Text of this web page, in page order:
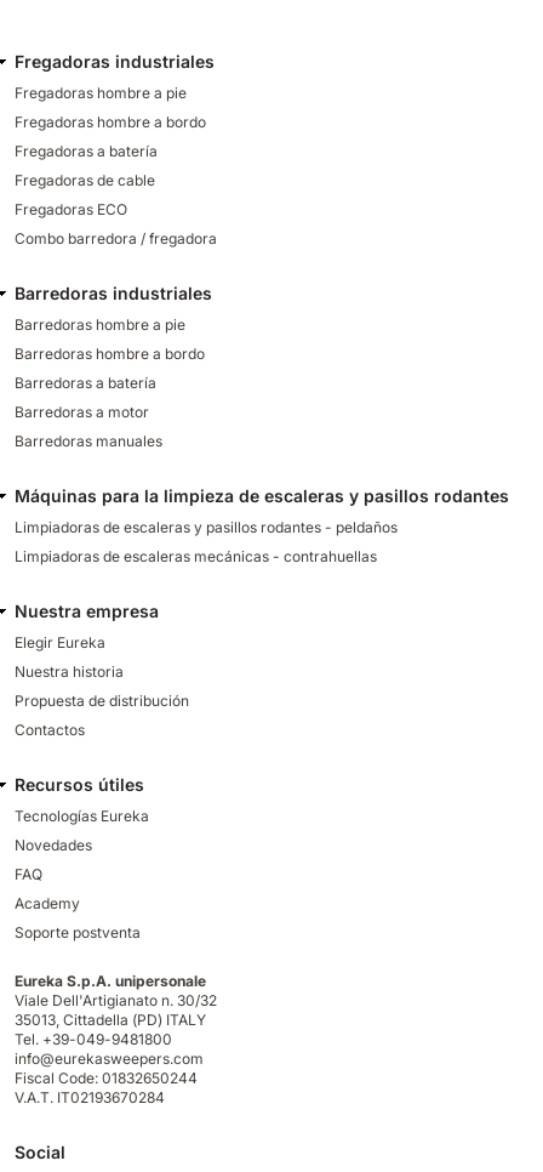
Fregadoras industriales
Fregadoras hombre a pie
Fregadoras hombre a bordo
Fregadoras a batería
Fregadoras de cable
Fregadoras ECO
Combo barredora / fregadora
Barredoras industriales
Barredoras hombre a pie
Barredoras hombre a bordo
Barredoras a batería
Barredoras a motor
Barredoras manuales
Máquinas para la limpieza de escaleras y pasillos rodantes
Limpiadoras de escaleras y pasillos rodantes - peldaños
Limpiadoras de escaleras mecánicas - contrahuellas
Nuestra empresa
Elegir Eureka
Nuestra historia
Propuesta de distribución
Contactos
Recursos útiles
Tecnologías Eureka
Novedades
FAQ
Academy
Soporte postventa
Eureka S.p.A. unipersonale
Viale Dell'Artigianato n. 30/32
35013, Cittadella (PD) ITALY
Tel. +39-049-9481800
info@eurekasweepers.com
Fiscal Code: 01832650244
V.A.T. IT02193670284
Social